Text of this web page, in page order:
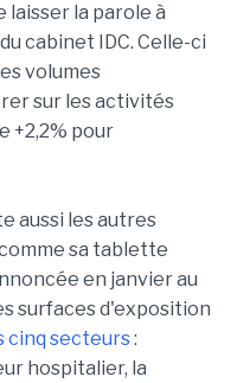
laisser la parole à
cabinet IDC. Celle-ci
volumes
sur les activités
+2,2% pour
aussi les autres
sa tablette
en janvier au
surfaces d'exposition
cinq secteurs:
hospitalier, la